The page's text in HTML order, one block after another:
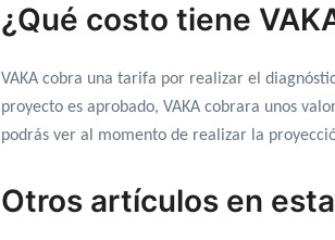
¿Qué costo tiene
VAKA cobra una tarifa por realizar el
proyecto es aprobado, VAKA cobrara unos
podrás ver al momento de realizar la
Otros artículos en